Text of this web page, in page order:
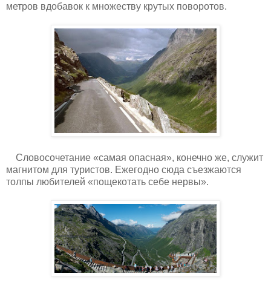
метров вдобавок к множеству крутых поворотов.
Словосочетание «самая опасная», конечно же, служит
магнитом для туристов. Ежегодно сюда съезжаются
толпы любителей «пощекотать себе нервы».